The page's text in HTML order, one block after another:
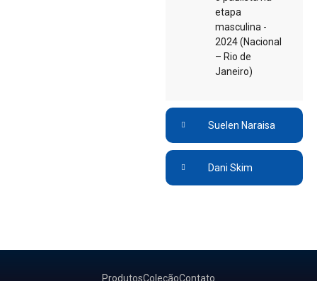
etapa
masculina -
2024 (Nacional
– Rio de
Janeiro)
Suelen Naraisa
Dani Skim
ProdutosColeçãoContato